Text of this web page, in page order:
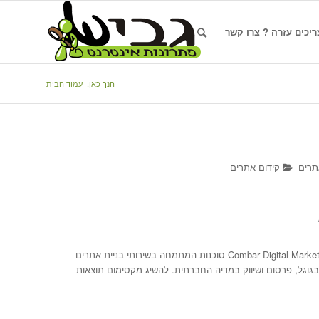
עזרה ? צרו קשר
הנך כאן: עמוד הבית
קידום אתרים
חברת קומבר שיווק דיגיטלי Combar Digital Marketing סוכנות המתמחה בשירותי בניית אתרים
בגוגל, פרסום ושיווק במדיה החברתית. להשיג מקסימום תוצאות